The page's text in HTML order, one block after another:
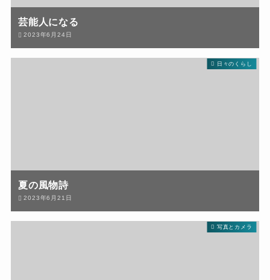
芸能人になる
2023年6月24日
日々のくらし
夏の風物詩
2023年6月21日
写真とカメラ